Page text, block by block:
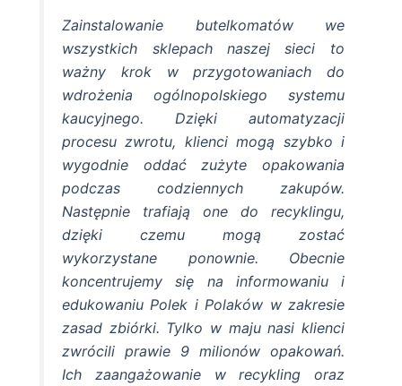
Zainstalowanie butelkomatów we
wszystkich sklepach naszej sieci to
ważny krok w przygotowaniach do
wdrożenia ogólnopolskiego systemu
kaucyjnego. Dzięki automatyzacji
procesu zwrotu, klienci mogą szybko i
wygodnie oddać zużyte opakowania
podczas codziennych zakupów.
Następnie trafiają one do recyklingu,
dzięki czemu mogą zostać
wykorzystane ponownie. Obecnie
koncentrujemy się na informowaniu i
edukowaniu Polek i Polaków w zakresie
zasad zbiórki. Tylko w maju nasi klienci
zwrócili prawie 9 milionów opakowań.
Ich zaangażowanie w recykling oraz